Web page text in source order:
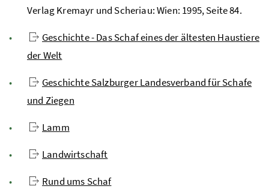
Verlag Kremayr und Scheriau: Wien: 1995, Seite 84.
Geschichte - Das Schaf eines der ältesten Haustiere
der Welt
Geschichte Salzburger Landesverband für Schafe
und Ziegen
Lamm
Landwirtschaft
Rund ums Schaf